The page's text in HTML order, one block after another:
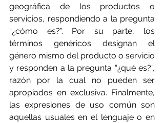
geográfica de los productos o
servicios, respondiendo a la pregunta
“¿cómo es?”. Por su parte, los
términos genéricos designan el
género mismo del producto o servicio
y responden a la pregunta “¿qué es?”,
razón por la cual no pueden ser
apropiados en exclusiva. Finalmente,
las expresiones de uso común son
aquellas usuales en el lenguaje o en